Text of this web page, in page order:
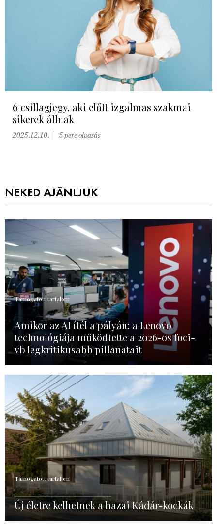
6 csillagjegy, aki előtt izgalmas szakmai
sikerek állnak
2025.12.10. 5 perc olvasás
NEKED AJÁNLJUK
Támogatott tartalom
Amikor az AI ítél a pályán: a Lenovo
technológiája működtette a 2026-os foci-
vb legkritikusabb pillanatait
Támogatott tartalom
Új életre kelhetnek a hazai Kádár-kockák